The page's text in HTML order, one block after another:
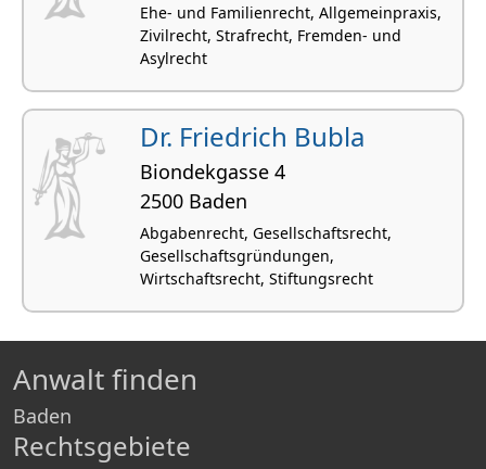
Ehe- und Familienrecht, Allgemeinpraxis,
Zivilrecht, Strafrecht, Fremden- und
Asylrecht
Dr. Friedrich Bubla
Biondekgasse 4
2500 Baden
Abgabenrecht, Gesellschaftsrecht,
Gesellschaftsgründungen,
Wirtschaftsrecht, Stiftungsrecht
Anwalt finden
Baden
Rechtsgebiete